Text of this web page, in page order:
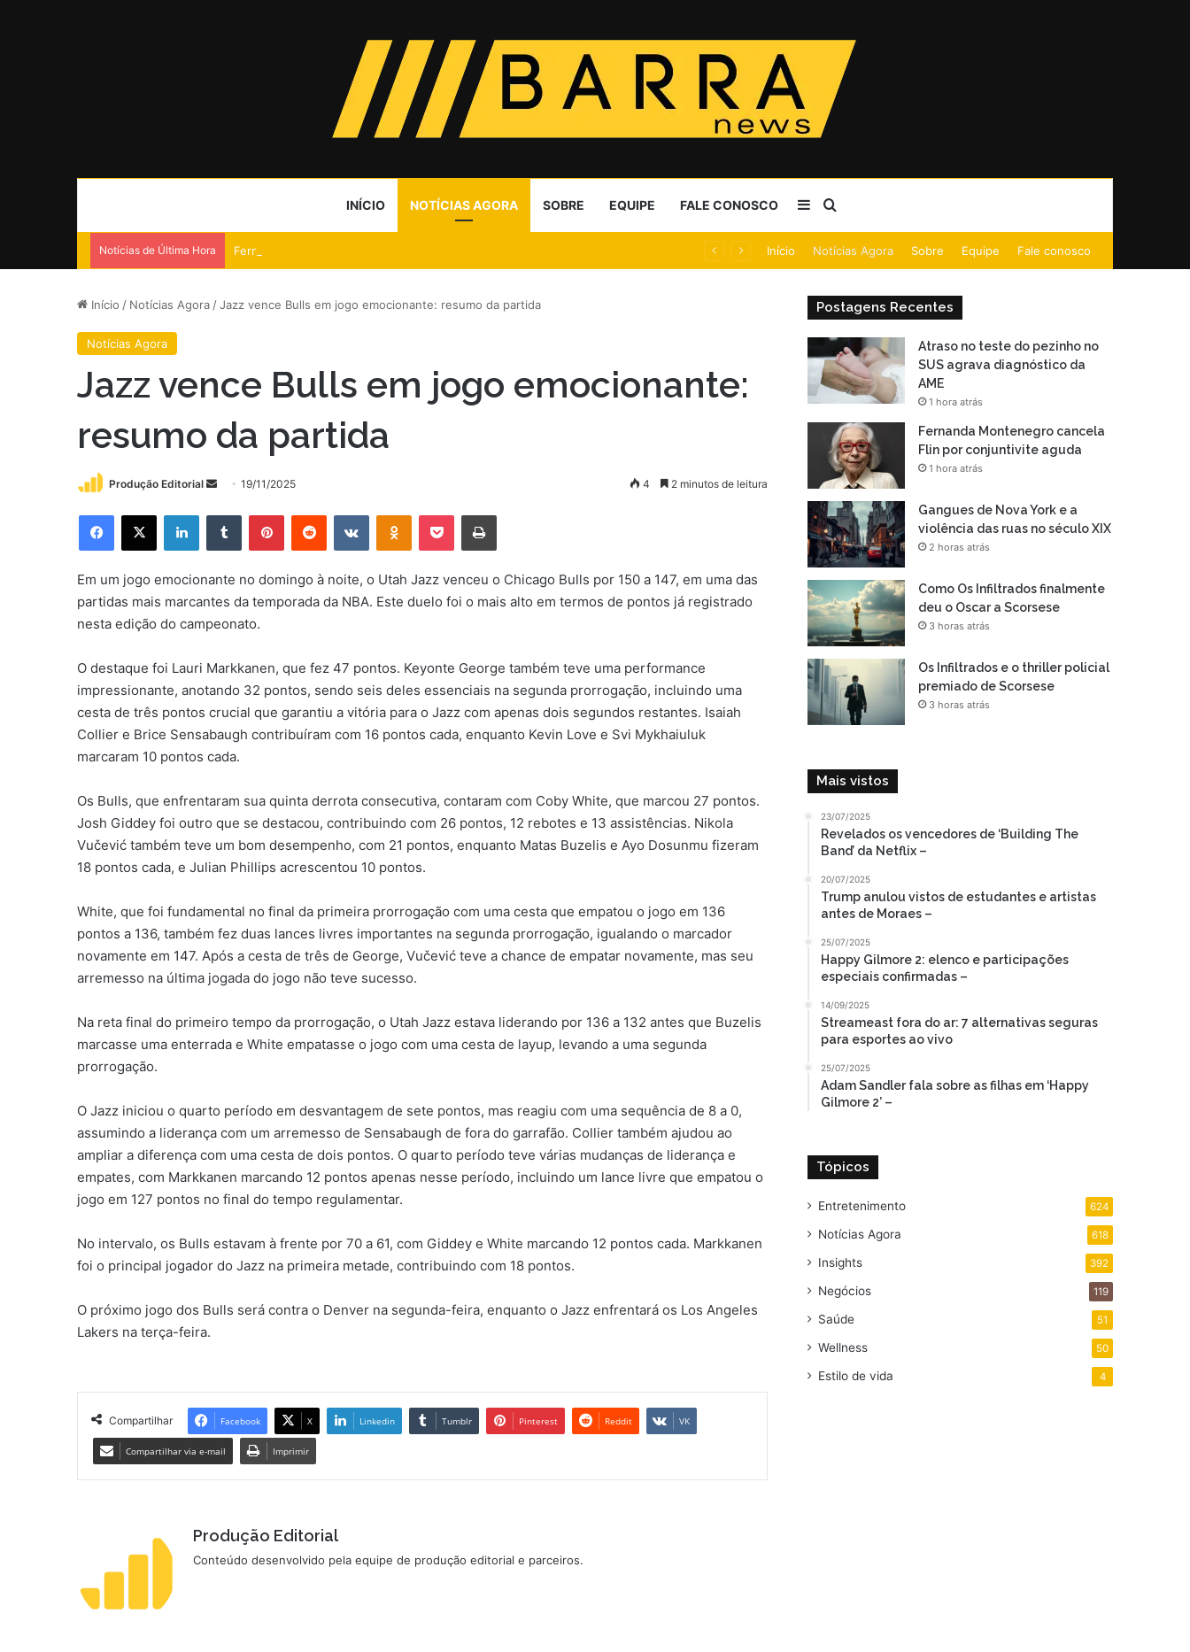
INÍCIO NOTÍCIAS AGORA SOBRE EQUIPE FALE CONOSCO Barra Lateral
Notícias de Última Hora Fernanda Montenegro cancela Flin por conjuntivite aguda Início Notícias Agora Sobre Equipe Fale conosco
Início / Notícias Agora /Jazz vence Bulls em jogo emocionante: resumo da partida
Notícias Agora
Jazz vence Bulls em jogo emocionante:
resumo da partida
Produção Editorial
Mande
e-
19/11/2025 4 2 minutos de leitura
Facebook
X LinkedinTumblr PinterestReddit VK OK Pocket Imprimir
Em um jogo emocionante no domingo à noite, o Utah Jazz venceu o Chicago Bulls por 150 a 147, em uma das
partidas mais marcantes da temporada da NBA. Este duelo foi o mais alto em termos de pontos já registrado
nesta edição do campeonato.
O destaque foi Lauri Markkanen, que fez 47 pontos. Keyonte George também teve uma performance
impressionante, anotando 32 pontos, sendo seis deles essenciais na segunda prorrogação, incluindo uma
cesta de três pontos crucial que garantiu a vitória para o Jazz com apenas dois segundos restantes. Isaiah
Collier e Brice Sensabaugh contribuíram com 16 pontos cada, enquanto Kevin Love e Svi Mykhaiuluk
marcaram 10 pontos cada.
Os Bulls, que enfrentaram sua quinta derrota consecutiva, contaram com Coby White, que marcou 27 pontos.
Josh Giddey foi outro que se destacou, contribuindo com 26 pontos, 12 rebotes e 13 assistências. Nikola
Vučević também teve um bom desempenho, com 21 pontos, enquanto Matas Buzelis e Ayo Dosunmu fizeram
18 pontos cada, e Julian Phillips acrescentou 10 pontos.
White, que foi fundamental no final da primeira prorrogação com uma cesta que empatou o jogo em 136
pontos a 136, também fez duas lances livres importantes na segunda prorrogação, igualando o marcador
novamente em 147. Após a cesta de três de George, Vučević teve a chance de empatar novamente, mas seu
arremesso na última jogada do jogo não teve sucesso.
Na reta final do primeiro tempo da prorrogação, o Utah Jazz estava liderando por 136 a 132 antes que Buzelis
marcasse uma enterrada e White empatasse o jogo com uma cesta de layup, levando a uma segunda
prorrogação.
O Jazz iniciou o quarto período em desvantagem de sete pontos, mas reagiu com uma sequência de 8 a 0,
assumindo a liderança com um arremesso de Sensabaugh de fora do garrafão. Collier também ajudou ao
ampliar a diferença com uma cesta de dois pontos. O quarto período teve várias mudanças de liderança e
empates, com Markkanen marcando 12 pontos apenas nesse período, incluindo um lance livre que empatou o
jogo em 127 pontos no final do tempo regulamentar.
No intervalo, os Bulls estavam à frente por 70 a 61, com Giddey e White marcando 12 pontos cada. Markkanen
foi o principal jogador do Jazz na primeira metade, contribuindo com 18 pontos.
O próximo jogo dos Bulls será contra o Denver na segunda-feira, enquanto o Jazz enfrentará os Los Angeles
Lakers na terça-feira.
Compartilhar Facebook X Linkedin Tumblr Pinterest Reddit VK
Compartilhar via e-mail Imprimir
Produção Editorial
Conteúdo desenvolvido pela equipe de produção editorial e parceiros.
Postagens Recentes
Atraso no teste do pezinho no
SUS agrava diagnóstico da
AME
1 hora atrás
Fernanda Montenegro cancela
Flin por conjuntivite aguda
1 hora atrás
Gangues de Nova York e a
violência das ruas no século XIX
2 horas atrás
Como Os Infiltrados finalmente
deu o Oscar a Scorsese
3 horas atrás
Os Infiltrados e o thriller policial
premiado de Scorsese
3 horas atrás
Mais vistos
23/07/2025
Revelados os vencedores de ‘Building The
Band’ da Netflix –
20/07/2025
Trump anulou vistos de estudantes e artistas
antes de Moraes –
25/07/2025
Happy Gilmore 2: elenco e participações
especiais confirmadas –
14/09/2025
Streameast fora do ar: 7 alternativas seguras
para esportes ao vivo
25/07/2025
Adam Sandler fala sobre as filhas em ‘Happy
Gilmore 2’ –
Tópicos
Entretenimento 624
Notícias Agora 618
Insights 392
Negócios 119
Saúde 51
Wellness 50
Estilo de vida 4